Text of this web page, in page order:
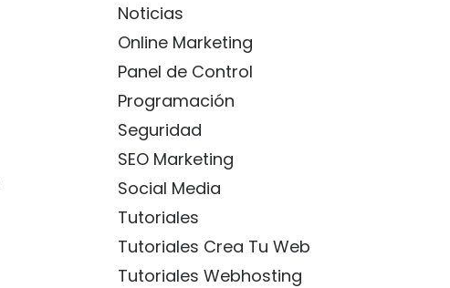
Noticias
Online Marketing
Panel de Control
Programación
Seguridad
SEO Marketing
Social Media
Tutoriales
Tutoriales Crea Tu Web
Tutoriales Webhosting